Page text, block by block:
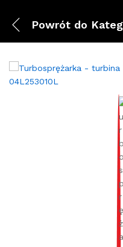
Powrót do